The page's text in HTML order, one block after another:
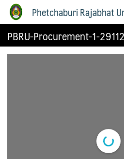
Phetchaburi Rajabhat
PBRU-Procurement-1-